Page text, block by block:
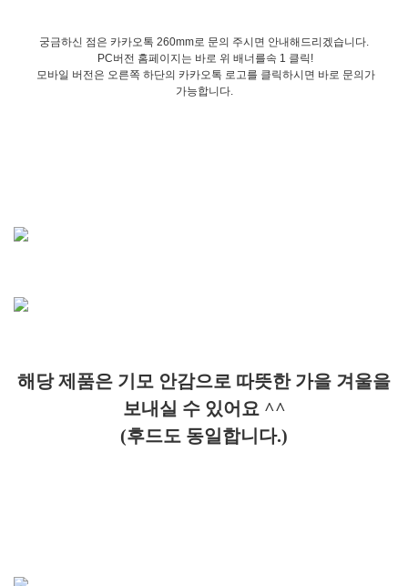
궁금하신 점은 카카오톡 260mm로 문의 주시면 안내해드리겠습니다.
PC버전 홈페이지는 바로 위 배너를속 1 클릭!
모바일 버전은 오른쪽 하단의 카카오톡 로고를 클릭하시면 바로 문의가
가능합니다.
해당 제품은 기모 안감으로 따뜻한 가을 겨울을
보내실 수 있어요 ^^
(후드도 동일합니다.)